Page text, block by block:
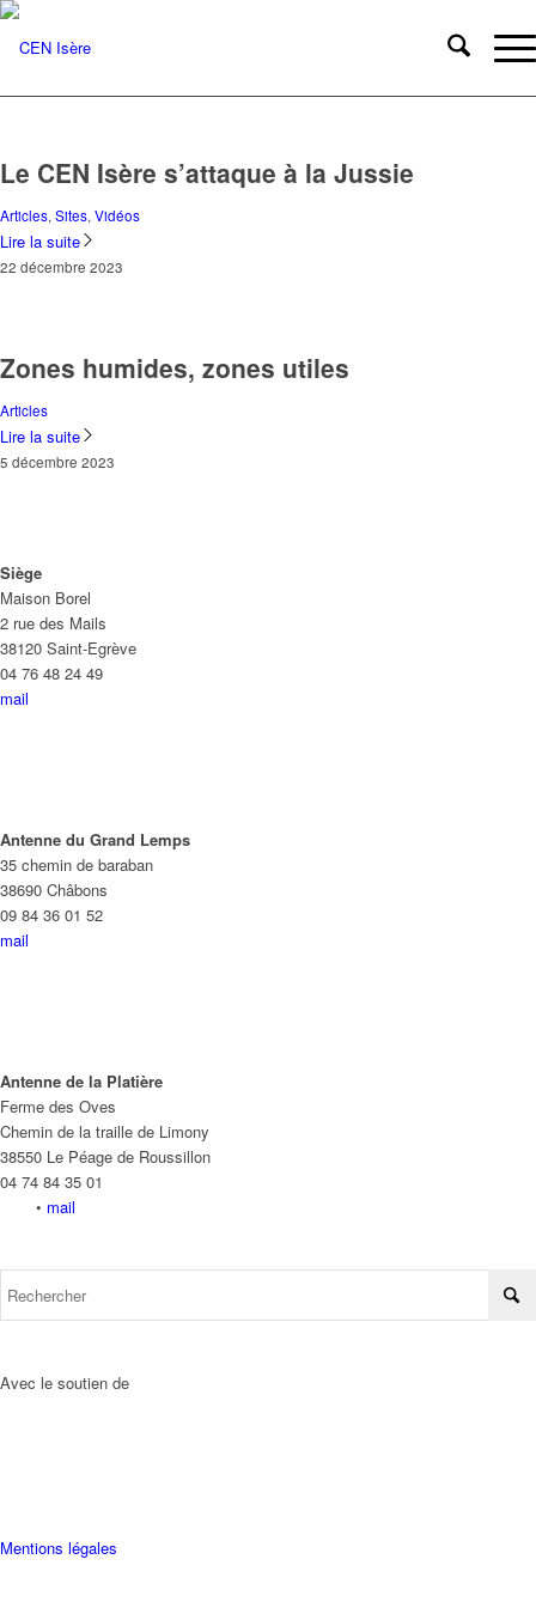
Le CEN Isère s’attaque à la Jussie
Articles, Sites, Vidéos
Lire la suite
22 décembre 2023
Zones humides, zones utiles
Articles
Lire la suite
5 décembre 2023
Siège
Maison Borel
2 rue des Mails
38120 Saint-Egrève
04 76 48 24 49
mail
Antenne du Grand Lemps
35 chemin de baraban
38690 Châbons
09 84 36 01 52
mail
Antenne de la Platière
Ferme des Oves
Chemin de la traille de Limony
38550 Le Péage de Roussillon
04 74 84 35 01
• mail
Avec le soutien de
Mentions légales